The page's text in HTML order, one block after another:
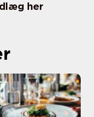
her